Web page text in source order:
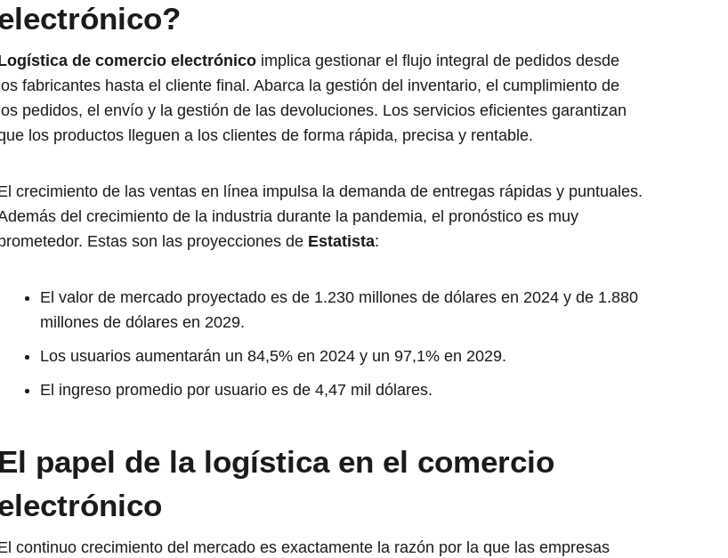
de comercio electrónicoimplica gestionar el flujo integral de pedidos desde
fabricantes hasta el cliente final. Abarca la gestión del inventario, el cumplimiento de
pedidos, el envío y la gestión de las devoluciones. Los servicios eficientes garantizan
los productos lleguen a los clientes de forma rápida, precisa y rentable.
crecimiento de las ventas en línea impulsa la demanda de entregas rápidas y puntuales.
del crecimiento de la industria durante la pandemia, el pronóstico es muy
Estas son las proyecciones de Estatista:
El valor de mercado proyectado es de 1.230 millones de dólares en 2024 y de 1.880
millones de dólares en 2029.
Los usuarios aumentarán un 84,5% en 2024 y un 97,1% en 2029.
El ingreso promedio por usuario es de 4,47 mil dólares.
El papel de la logística en el comercio
continuo crecimiento del mercado es exactamente la razón por la que las empresas